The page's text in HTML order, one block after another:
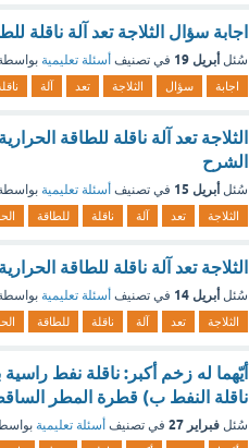
اجابة سؤال الثلاجة تعد آلة ناقلة
سُئل أبريل 19 في تصنيف أسئلة تعليمية
اجابة سؤال الثلاجة تعد آلة
الشرح
سُئل أبريل 15 في تصنيف أسئلة تعليمية
الثلاجة تعد آلة ناقلة للطاقة
الثلاجة تعد آلة ناقلة للطاقة الحرارية مطلوب
سُئل أبريل 14 في تصنيف أسئلة تعليمية
الثلاجة تعد آلة ناقلة للطاقة
أيّهما له زخم أكبر: ناقلة نفط
ناقلة النفط ب) قطرة المطر
سُئل فبراير 27 في تصنيف أسئلة تعليمية